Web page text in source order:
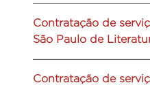
Contratação de
São Paulo de
Contratação de